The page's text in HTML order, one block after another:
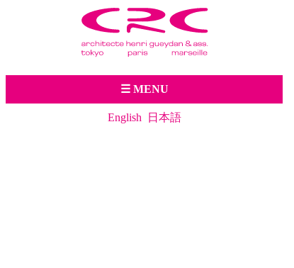
Jump to navigation
☰ MENU
English 日本語